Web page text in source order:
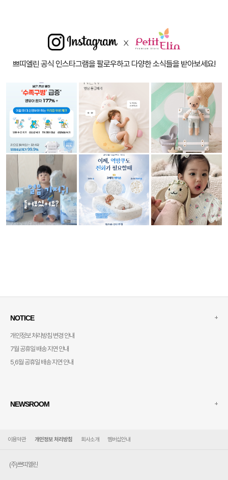
쁘띠엘린 공식 인스타그램을 팔로우하고 다양한 소식들을 받아보세요!
NOTICE
개인정보 처리방침 변경 안내
7월 공휴일 배송 지연 안내
5,6월 공휴일 배송 지연 안내
+
NEWSROOM +
이용약관 개인정보 처리방침 회사소개 멤버십안내
(주)쁘띠엘린